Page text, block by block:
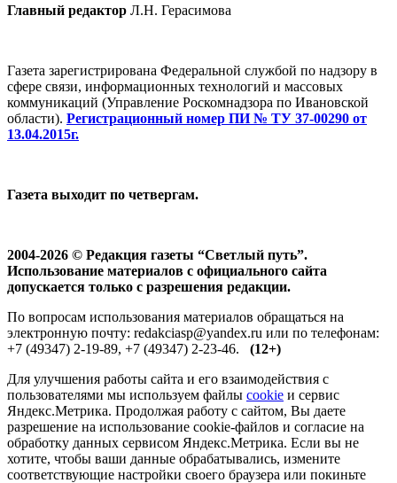
Главный редактор Л.Н. Герасимова
Газета зарегистрирована Федеральной службой по надзору в
сфере связи, информационных технологий и массовых
коммуникаций (Управление Роскомнадзора по Ивановской
области). Регистрационный номер ПИ № ТУ 37-00290 от
13.04.2015г.
Газета выходит по четвергам.
2004-2026 © Редакция газеты “Светлый путь”.
Использование материалов с официального сайта
допускается только с разрешения редакции.
По вопросам использования материалов обращаться на
электронную почту: redakciasp@yandex.ru или по телефонам:
+7 (49347) 2-19-89, +7 (49347) 2-23-46. (12+)
Для улучшения работы сайта и его взаимодействия с
пользователями мы используем файлы cookie и сервис
Яндекс.Метрика. Продолжая работу с сайтом, Вы даете
разрешение на использование cookie-файлов и согласие на
обработку данных сервисом Яндекс.Метрика. Если вы не
хотите, чтобы ваши данные обрабатывались, измените
соответствующие настройки своего браузера или покиньте